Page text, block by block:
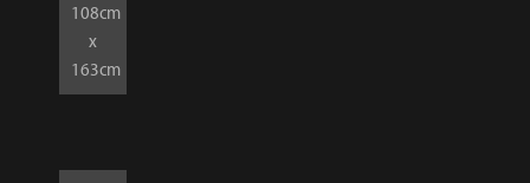
108cm
x
163cm